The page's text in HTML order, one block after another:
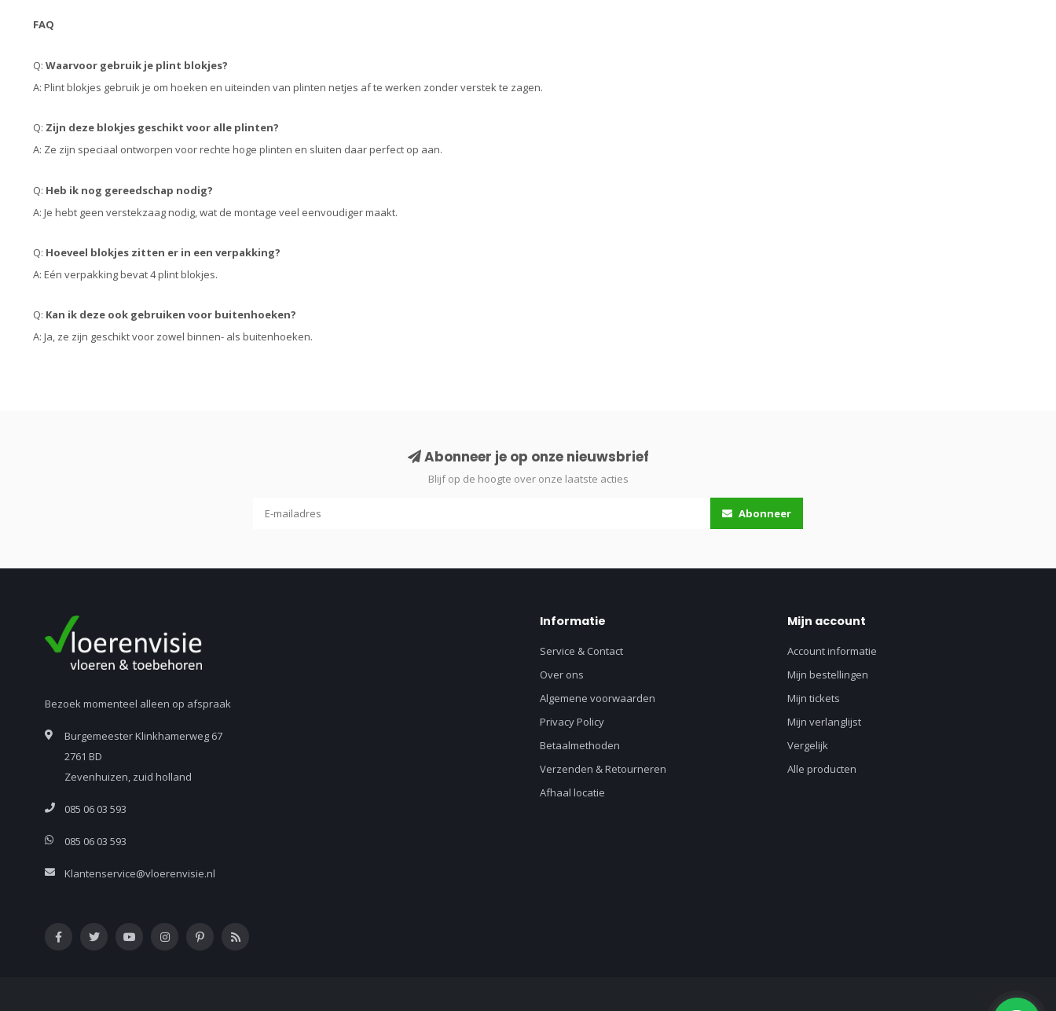
FAQ
Q: Waarvoor gebruik je plint blokjes?
A: Plint blokjes gebruik je om hoeken en uiteinden van plinten netjes af te werken zonder verstek te zagen.
Q: Zijn deze blokjes geschikt voor alle plinten?
A: Ze zijn speciaal ontworpen voor rechte hoge plinten en sluiten daar perfect op aan.
Q: Heb ik nog gereedschap nodig?
A: Je hebt geen verstekzaag nodig, wat de montage veel eenvoudiger maakt.
Q: Hoeveel blokjes zitten er in een verpakking?
A: Eén verpakking bevat 4 plint blokjes.
Q: Kan ik deze ook gebruiken voor buitenhoeken?
A: Ja, ze zijn geschikt voor zowel binnen- als buitenhoeken.
Abonneer je op onze nieuwsbrief
Blijf op de hoogte over onze laatste acties
Abonneer
Bezoek momenteel alleen op afspraak
Burgemeester Klinkhamerweg 67
2761 BD
Zevenhuizen, zuid holland
085 06 03 593
085 06 03 593
Klantenservice@vloerenvisie.nl
Informatie
Service & Contact
Over ons
Algemene voorwaarden
Privacy Policy
Betaalmethoden
Verzenden & Retourneren
Afhaal locatie
Mijn account
Account informatie
Mijn bestellingen
Mijn tickets
Mijn verlanglijst
Vergelijk
Alle producten